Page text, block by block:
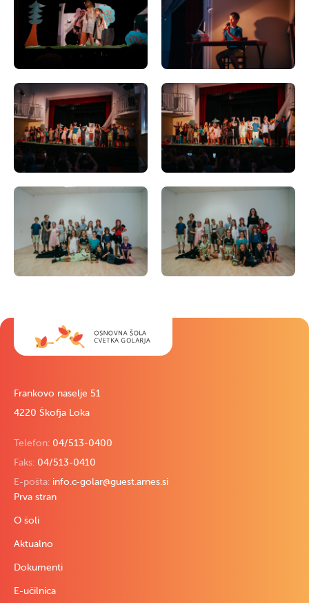
Frankovo naselje 51
4220 Škofja Loka
Telefon: 04/513-0400
Faks: 04/513-0410
E-pošta: info.c-golar@guest.arnes.si
Prva stran
O šoli
Aktualno
Dokumenti
E-učilnica